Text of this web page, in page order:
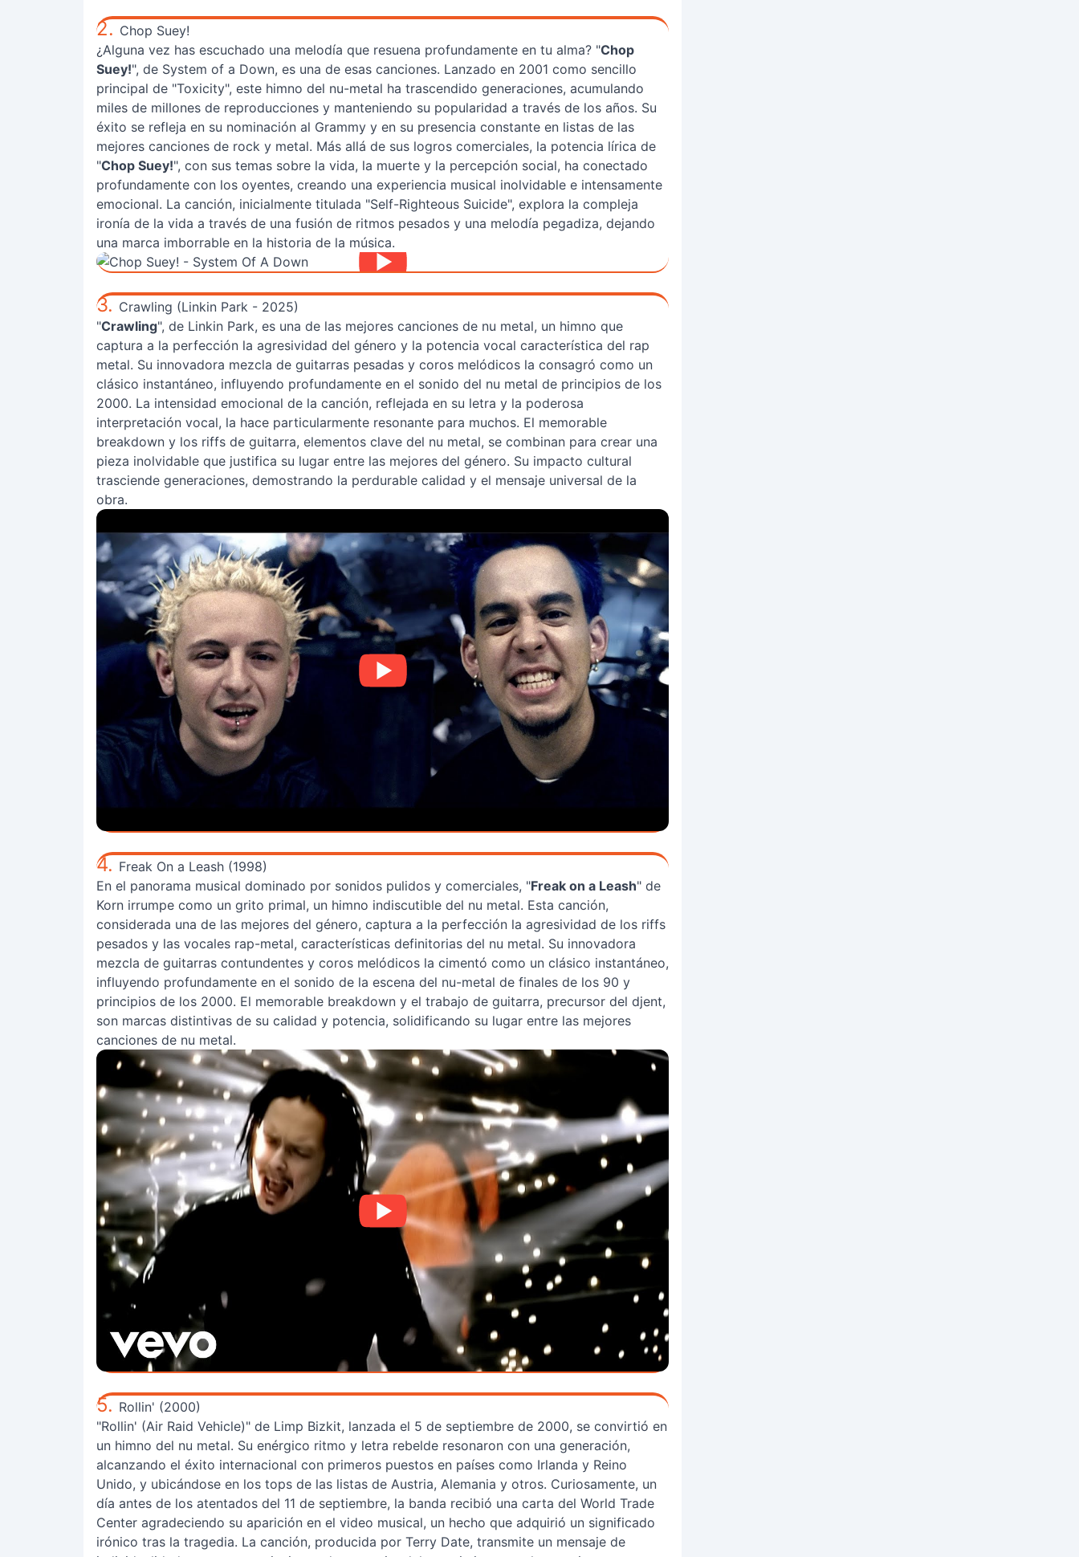
2. Chop Suey!
¿Alguna vez has escuchado una melodía que resuena profundamente en tu alma? "Chop
Suey!", de System of a Down, es una de esas canciones. Lanzado en 2001 como sencillo
principal de "Toxicity", este himno del nu-metal ha trascendido generaciones, acumulando
miles de millones de reproducciones y manteniendo su popularidad a través de los años. Su
éxito se refleja en su nominación al Grammy y en su presencia constante en listas de las
mejores canciones de rock y metal. Más allá de sus logros comerciales, la potencia lírica de
"Chop Suey!", con sus temas sobre la vida, la muerte y la percepción social, ha conectado
profundamente con los oyentes, creando una experiencia musical inolvidable e intensamente
emocional. La canción, inicialmente titulada "Self-Righteous Suicide", explora la compleja
ironía de la vida a través de una fusión de ritmos pesados y una melodía pegadiza, dejando
una marca imborrable en la historia de la música.
3. Crawling (Linkin Park - 2025)
"Crawling", de Linkin Park, es una de las mejores canciones de nu metal, un himno que
captura a la perfección la agresividad del género y la potencia vocal característica del rap
metal. Su innovadora mezcla de guitarras pesadas y coros melódicos la consagró como un
clásico instantáneo, influyendo profundamente en el sonido del nu metal de principios de los
2000. La intensidad emocional de la canción, reflejada en su letra y la poderosa
interpretación vocal, la hace particularmente resonante para muchos. El memorable
breakdown y los riffs de guitarra, elementos clave del nu metal, se combinan para crear una
pieza inolvidable que justifica su lugar entre las mejores del género. Su impacto cultural
trasciende generaciones, demostrando la perdurable calidad y el mensaje universal de la
obra.
4. Freak On a Leash (1998)
En el panorama musical dominado por sonidos pulidos y comerciales, "Freak on a Leash" de
Korn irrumpe como un grito primal, un himno indiscutible del nu metal. Esta canción,
considerada una de las mejores del género, captura a la perfección la agresividad de los riffs
pesados y las vocales rap-metal, características definitorias del nu metal. Su innovadora
mezcla de guitarras contundentes y coros melódicos la cimentó como un clásico instantáneo,
influyendo profundamente en el sonido de la escena del nu-metal de finales de los 90 y
principios de los 2000. El memorable breakdown y el trabajo de guitarra, precursor del djent,
son marcas distintivas de su calidad y potencia, solidificando su lugar entre las mejores
canciones de nu metal.
5. Rollin' (2000)
"Rollin' (Air Raid Vehicle)" de Limp Bizkit, lanzada el 5 de septiembre de 2000, se convirtió en
un himno del nu metal. Su enérgico ritmo y letra rebelde resonaron con una generación,
alcanzando el éxito internacional con primeros puestos en países como Irlanda y Reino
Unido, y ubicándose en los tops de las listas de Austria, Alemania y otros. Curiosamente, un
día antes de los atentados del 11 de septiembre, la banda recibió una carta del World Trade
Center agradeciendo su aparición en el video musical, un hecho que adquirió un significado
irónico tras la tragedia. La canción, producida por Terry Date, transmite un mensaje de